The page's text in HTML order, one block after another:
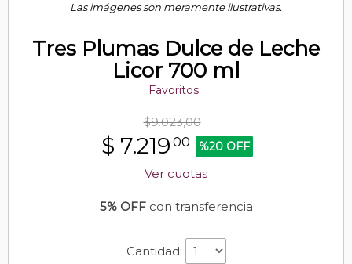
Las imágenes son meramente ilustrativas.
Tres Plumas Dulce de Leche
Licor 700 ml
Favoritos
$9.023,00
$ 7.219 00 %20 OFF
Ver cuotas
5% OFFcon transferencia
Cantidad: